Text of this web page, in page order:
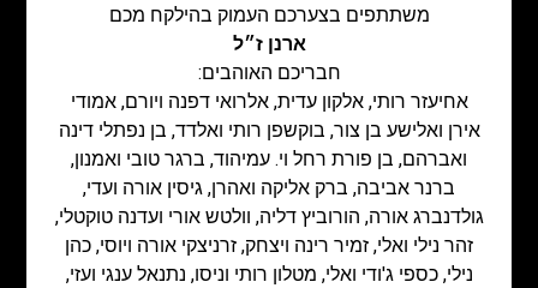
משתתפים בצערכם העמוק בהילקח מכם
ארנן ז״ל
חבריכם האוהבים:
אחיעזר רותי, אלקון עדית, אלרואי דפנה ויורם, אמודי
אירן ואלישע בן צור, בוקשפן רותי ואלדד, בן נפתלי דינה
ואברהם, בן פורת רחל וי. עמיהוד, ברגר טובי ואמנון,
ברנר אביבה, ברק אליקה ואהרן, גיסין אורה ועדי,
גולדנברג אורה, הורוביץ דליה, וולטש אורי ועדנה טוקטלי,
זהר נילי ואלי, זמיר רינה ויצחק, זרניצקי אורה ויוסי, כהן
נילי, כספי ג'ודי ואלי, מטלון רותי וניסו, נתנאל ענגי ועזי,